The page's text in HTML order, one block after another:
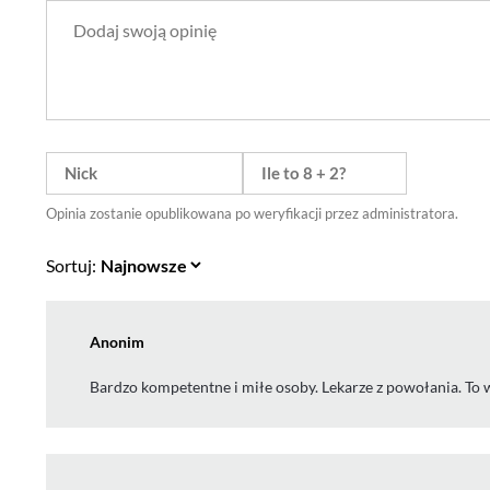
Opinia zostanie opublikowana po weryfikacji przez administratora.
Sortuj:
Anonim
Bardzo kompetentne i miłe osoby. Lekarze z powołania. To